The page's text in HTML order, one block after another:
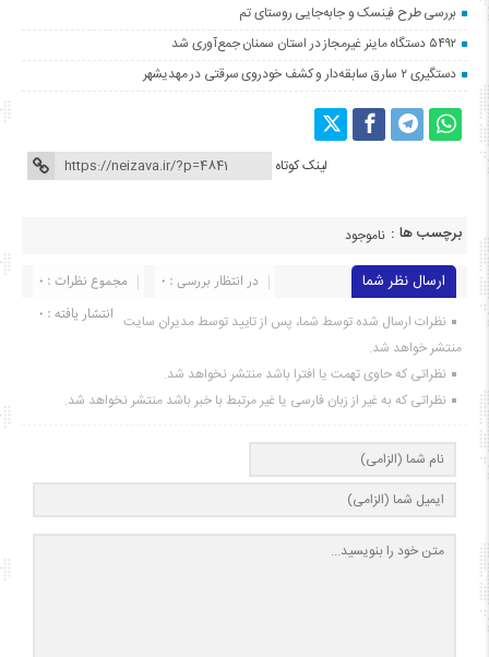
بررسی طرح فینسک و جابه‌جایی روستای تم
۵۴۹۲ دستگاه ماینر غیرمجاز در استان سمنان جمع‌آوری شد
دستگیری ۲ سارق سابقه‌دار و کشف خودروی سرقتی در مهدیشهر
لینک کوتاه
برچسب ها : ناموجود
ارسال نظر شما مجموع نظرات : 0
در انتظار بررسی : 0
انتشار یافته : ۰ نظرات ارسال شده توسط شما، پس از تایید توسط مدیران سایت
منتشر خواهد شد.
نظراتی که حاوی تهمت یا افترا باشد منتشر نخواهد شد.
نظراتی که به غیر از زبان فارسی یا غیر مرتبط با خبر باشد منتشر نخواهد شد.